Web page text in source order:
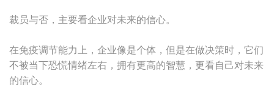
裁员与否，主要看企业对未来的信心。
在免疫调节能力上，企业像是个体，但是在做决策时，它们
不被当下恐慌情绪左右，拥有更高的智慧，更看自己对未来
的信心。